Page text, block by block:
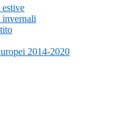
2014-2020